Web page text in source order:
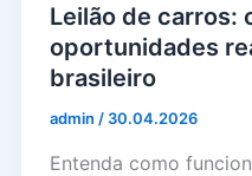
Leilão de carros:
oportunidades
brasileiro
admin / 30.04.2026
Entenda como